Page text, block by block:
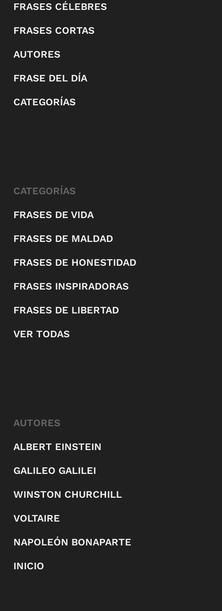
FRASES CÉLEBRES
FRASES CORTAS
AUTORES
FRASE DEL DÍA
CATEGORÍAS
CATEGORÍAS
FRASES DE VIDA
FRASES DE MALDAD
FRASES DE HONESTIDAD
FRASES INSPIRADORAS
FRASES DE LIBERTAD
VER TODAS
AUTORES
ALBERT EINSTEIN
GALILEO GALILEI
WINSTON CHURCHILL
VOLTAIRE
NAPOLEÓN BONAPARTE
INICIO